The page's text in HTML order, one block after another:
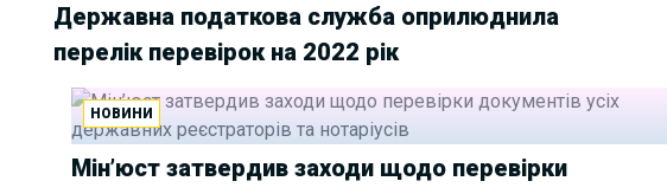
Державна податкова служба оприлюднила
перелік перевірок на 2022 рік
НОВИНИ
Мін’юст затвердив заходи щодо перевірки